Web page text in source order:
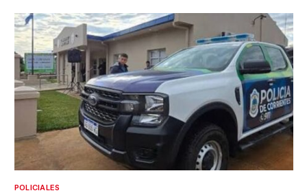
POLICIALES